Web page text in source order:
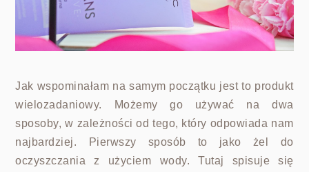
Jak wspominałam na samym początku jest to produkt
wielozadaniowy. Możemy go używać na dwa
sposoby, w zależności od tego, który odpowiada nam
najbardziej. Pierwszy sposób to jako żel do
oczyszczania z użyciem wody. Tutaj spisuje się